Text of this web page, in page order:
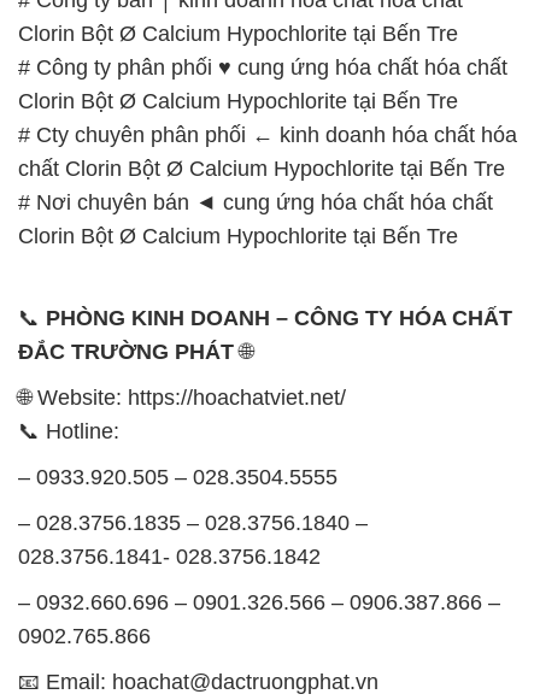
chất Clorin Bột Ø Calcium Hypochlorite tại Bến Tre
# Nơi chuyên bán ◄ cung ứng hóa chất hóa chất
Clorin Bột Ø Calcium Hypochlorite tại Bến Tre
📞PHÒNG KINH DOANH – CÔNG TY HÓA CHẤT
ĐẮC TRƯỜNG PHÁT🌐
🌐 Website: https://hoachatviet.net/
– 0933.920.505 – 028.3504.5555
028.3756.1841- 028.3756.1842
0902.765.866
📧 Email: hoachat@dactruongphat.vn
TRƯỜNG PHÁT
được tổ chức như sau: